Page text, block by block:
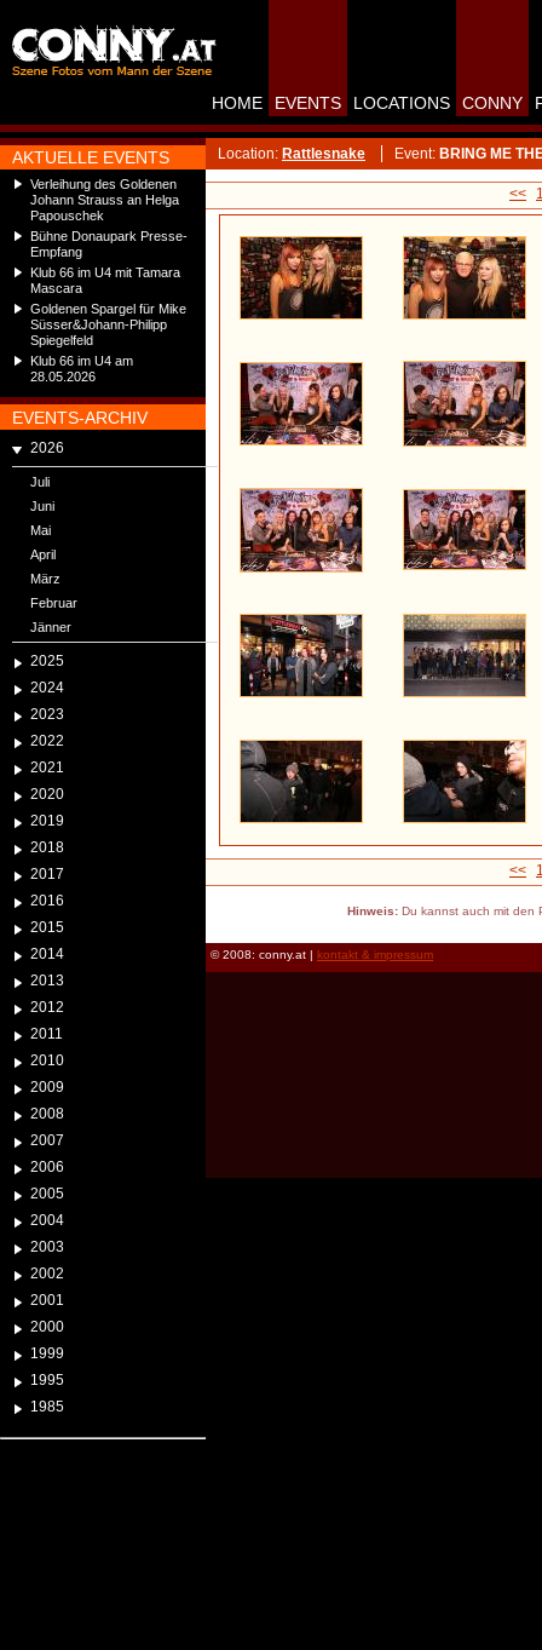
AKTUELLE EVENTS
Verleihung des Goldenen
Johann Strauss an Helga
Papouschek
Bühne Donaupark Presse-
Empfang
Klub 66 im U4 mit Tamara
Mascara
Goldenen Spargel für Mike
Süsser&Johann-Philipp
Spiegelfeld
Klub 66 im U4 am
28.05.2026
EVENTS-ARCHIV
2026
Juli
Juni
Mai
April
März
Februar
Jänner
2025
2024
2023
2022
2021
2020
2019
2018
2017
2016
2015
2014
2013
2012
2011
2010
2009
2008
2007
2006
2005
2004
2003
2002
2001
2000
1999
1995
1985
HOME EVENTS LOCATIONS CONNY
Location: Rattlesnake Event: BRING ME
<<
<<
Hinweis:Du kannst auch mit den
© 2008: conny.at | kontakt & impressum